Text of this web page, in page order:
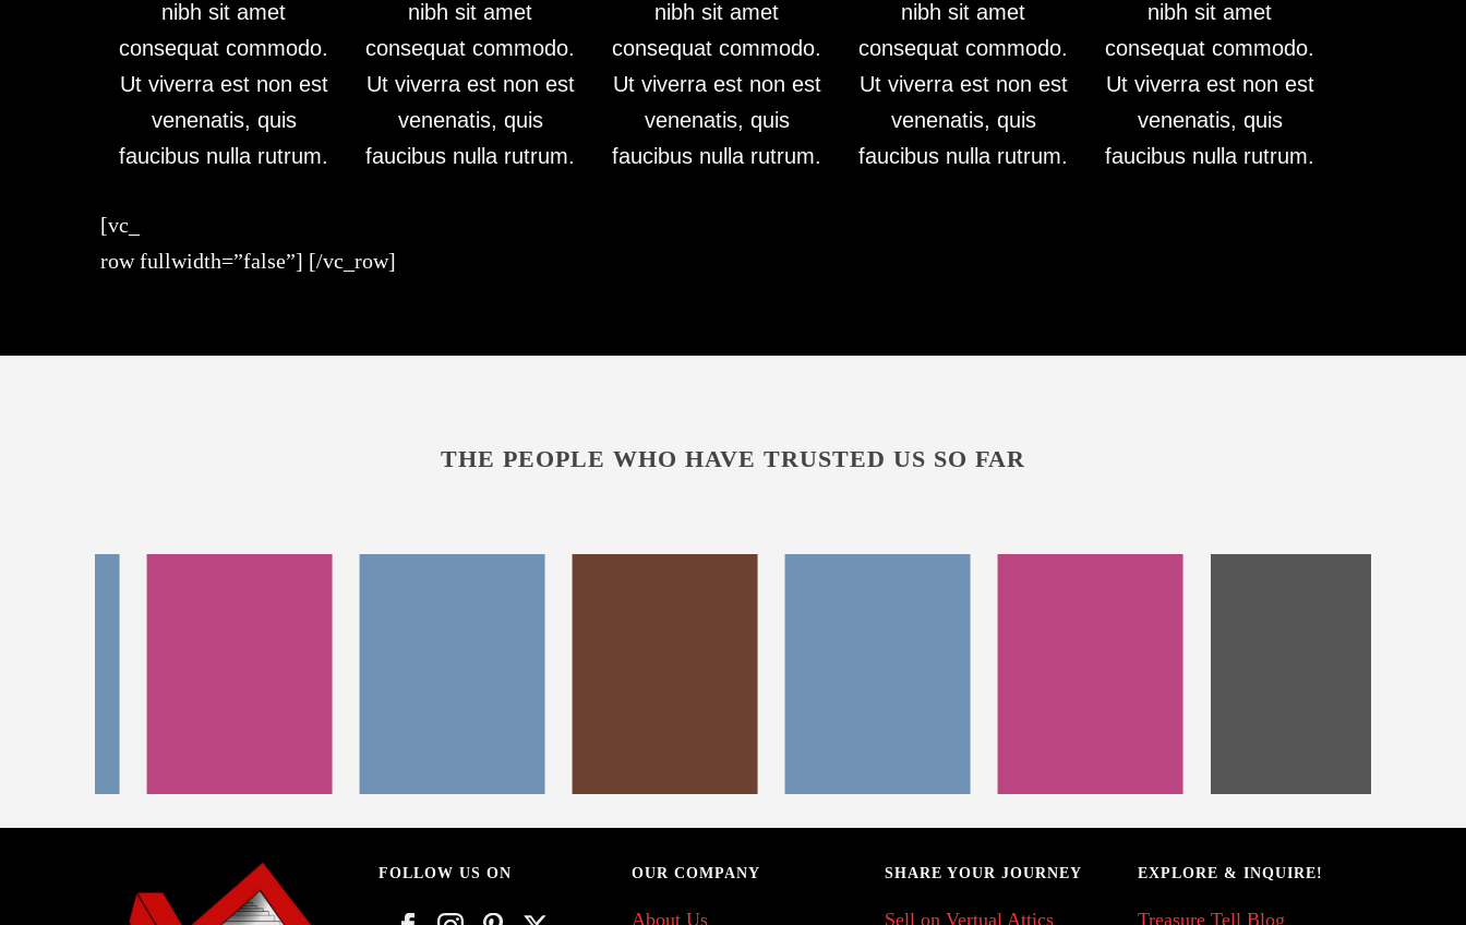
nibh sit amet
consequat commodo.
Ut viverra est non est
venenatis, quis
faucibus nulla rutrum.
nibh sit amet
consequat commodo.
Ut viverra est non est
venenatis, quis
faucibus nulla rutrum.
nibh sit amet
consequat commodo.
Ut viverra est non est
venenatis, quis
faucibus nulla rutrum.
nibh sit amet
consequat commodo.
Ut viverra est non est
venenatis, quis
faucibus nulla rutrum.
nibh sit amet
consequat commodo.
Ut viverra est non est
venenatis, quis
faucibus nulla rutrum.
[vc_
row fullwidth=”false”] [/vc_row]
THE PEOPLE WHO HAVE TRUSTED US SO FAR
FOLLOW US ON OUR COMPANY
About Us
SHARE YOUR JOURNEY
Sell on Vertual Attics
EXPLORE & INQUIRE!
Treasure Tell Blog